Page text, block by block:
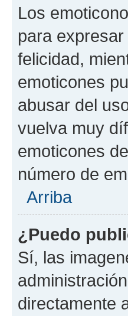
Los
para
felicidad,
emoticones
abusar del
vuelva muy
emoticones
número de
Arriba
¿Puedo
Sí, las
directamente